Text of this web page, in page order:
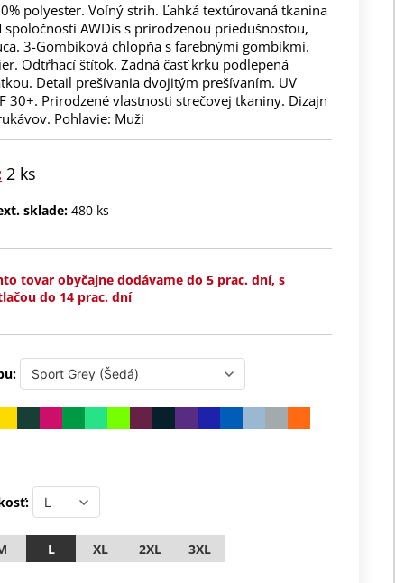
polyester. Voľný strih. Ľahká textúrovaná tkanina
spoločnosti AWDis s prirodzenou priedušnosťou,
3-Gombíková chlopňa s farebnými gombíkmi.
Odtŕhací štítok. Zadná časť krku podlepená
Detail prešívania dvojitým prešívaním. UV
30+. Prirodzené vlastnosti strečovej tkaniny. Dizajn
Pohlavie: Muži
2 ks
sklade: 480 ks
tovar obyčajne dodávame do 5 prac. dní, s
do 14 prac. dní
L XL 2XL 3XL